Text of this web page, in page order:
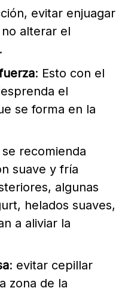
evitar enjuagar
alterar el
: Esto con el
el
se forma en la
se recomienda
suave y fría
algunas
helados suaves,
a aliviar la
: evitar cepillar
zona de la